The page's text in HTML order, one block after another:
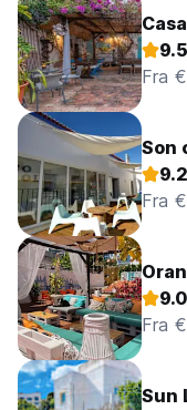
9.5
Fra
Son
9.2
Fra
9.0
Fra
Sun